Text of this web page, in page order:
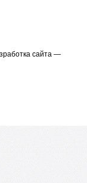
cайта —